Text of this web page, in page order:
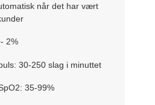
når det har vært
2%
30-250 slag i minuttet
35-99%